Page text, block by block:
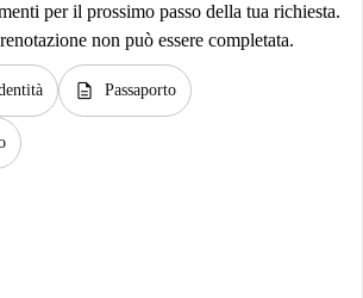
per il prossimo passo della tua richiesta.
non può essere completata.
description Passaporto